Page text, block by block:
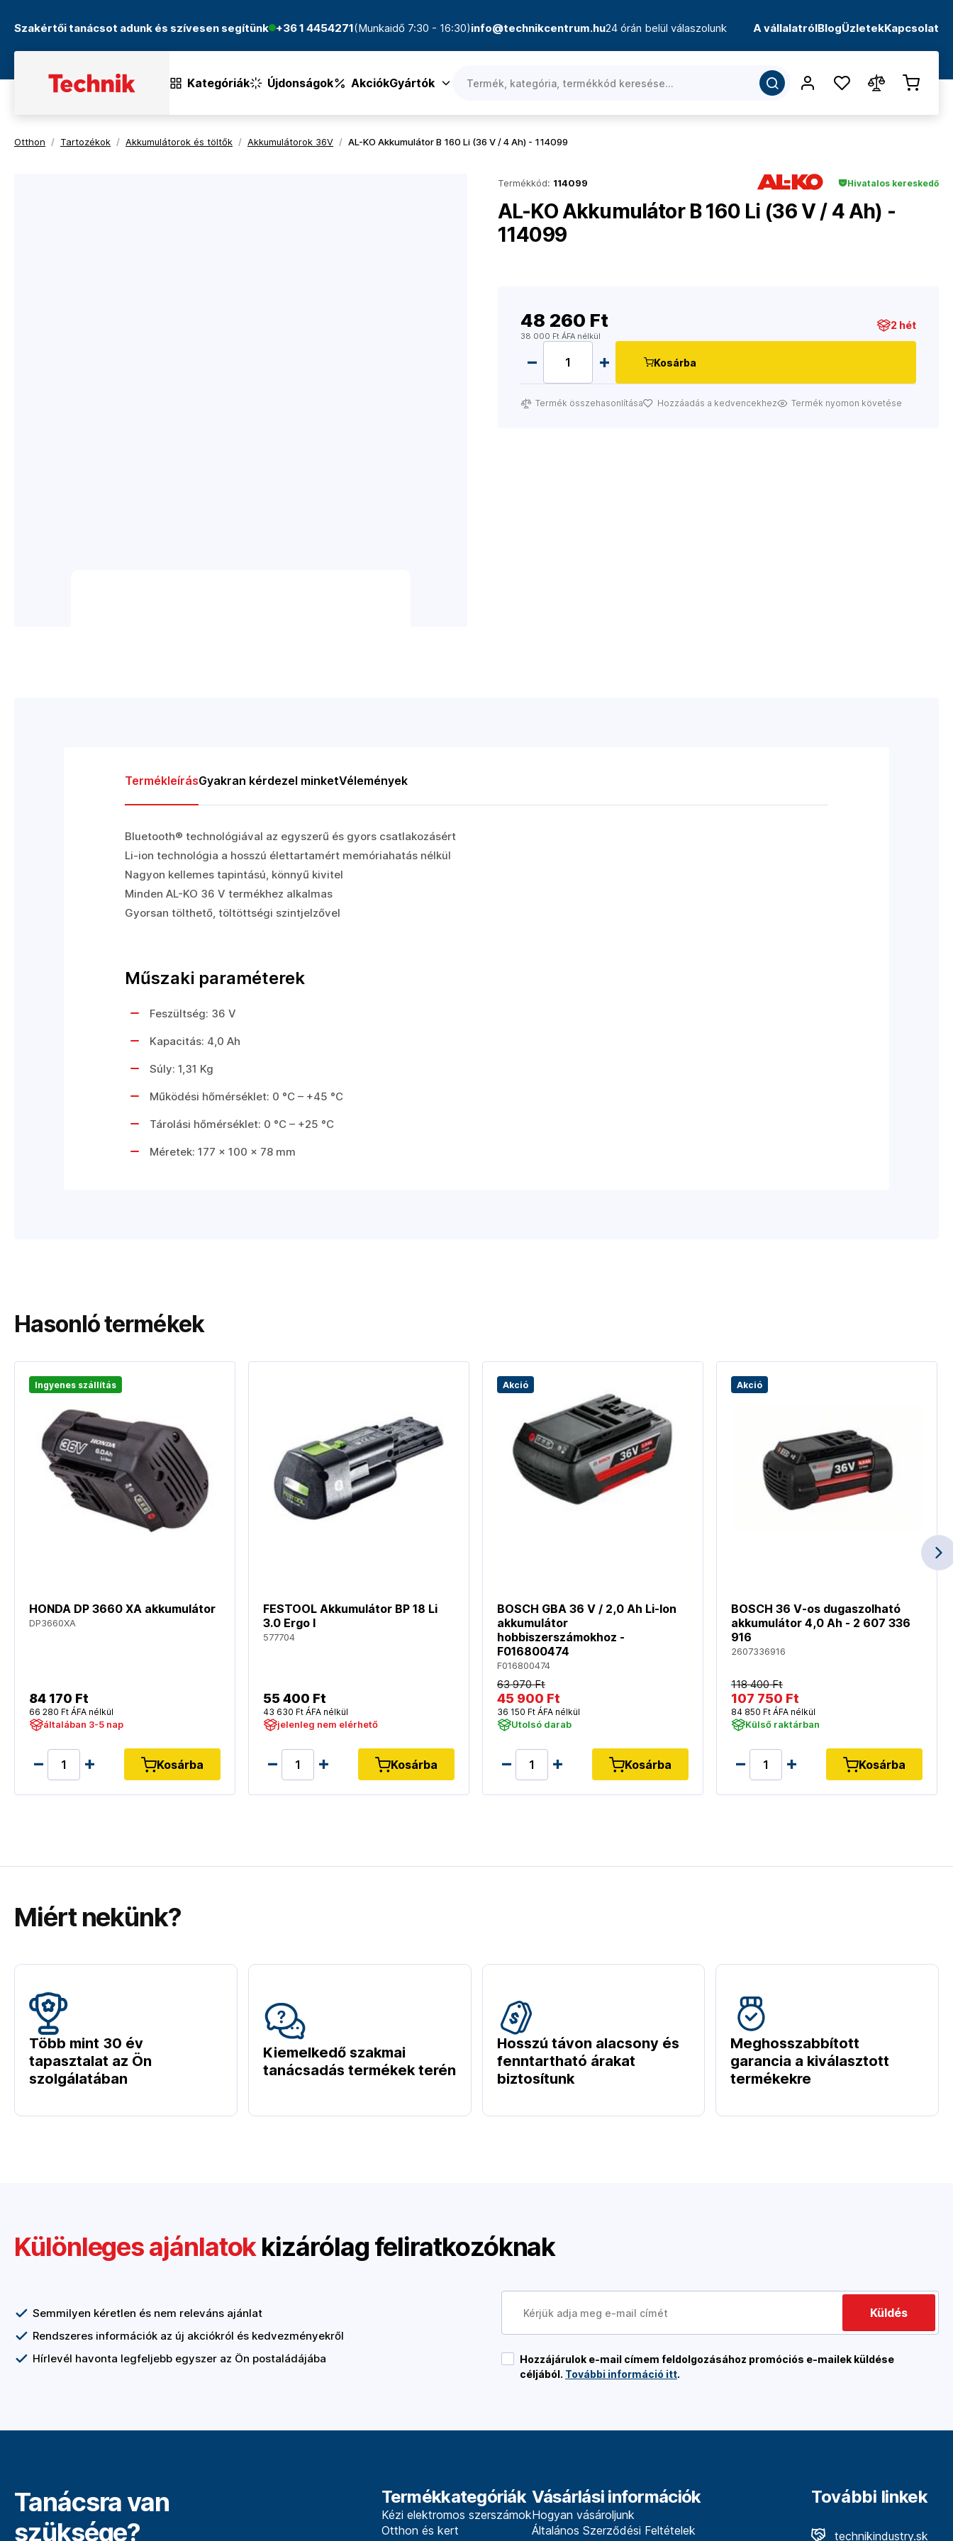
Szakértői tanácsot adunk és szívesen segítünk +36 1 4454271(Munkaidő 7:30 - 16:30)info@technikcentrum.hu24 órán belül válaszolunk A vállalatrólBlogÜzletekKapcsolat
Kategóriák Újdonságok AkciókGyártók
Otthon / Tartozékok / Akkumulátorok és töltők / Akkumulátorok 36V / AL-KO Akkumulátor B 160 Li (36 V / 4 Ah) - 114099
Termékkód: 114099 Hivatalos kereskedő
AL-KO Akkumulátor B 160 Li (36 V / 4 Ah) -
114099
48 260 Ft
38 000 Ft ÁFA nélkül
2 hét
Kosárba
Termék összehasonlítása Hozzáadás a kedvencekhez Termék nyomon követése
TermékleírásGyakran kérdezel minketVélemények
Bluetooth® technológiával az egyszerű és gyors csatlakozásért
Li-ion technológia a hosszú élettartamért memóriahatás nélkül
Nagyon kellemes tapintású, könnyű kivitel
Minden AL-KO 36 V termékhez alkalmas
Gyorsan tölthető, töltöttségi szintjelzővel
Műszaki paraméterek
Feszültség: 36 V
Kapacitás: 4,0 Ah
Súly: 1,31 Kg
Működési hőmérséklet: 0 °C – +45 °C
Tárolási hőmérséklet: 0 °C – +25 °C
Méretek: 177 x 100 x 78 mm
Hasonló termékek
Ingyenes szállítás
HONDA DP 3660 XA akkumulátor
DP3660XA
84 170 Ft
66 280 Ft ÁFA nélkül
általában 3-5 nap
Kosárba
FESTOOL Akkumulátor BP 18 Li
3.0 Ergo I
577704
55 400 Ft
43 630 Ft ÁFA nélkül
jelenleg nem elérhető
Kosárba
Akció
BOSCH GBA 36 V / 2,0 Ah Li-Ion
akkumulátor
hobbiszerszámokhoz -
F016800474
F016800474
63 970 Ft
45 900 Ft
36 150 Ft ÁFA nélkül
Utolsó darab
Kosárba
Akció
BOSCH 36 V-os dugaszolható
akkumulátor 4,0 Ah - 2 607 336
916
2607336916
118 400 Ft
107 750 Ft
84 850 Ft ÁFA nélkül
Külső raktárban
Kosárba
Miért nekünk?
Több mint 30 év
tapasztalat az Ön
szolgálatában
Kiemelkedő szakmai
tanácsadás termékek terén
Hosszú távon alacsony és
fenntartható árakat
biztosítunk
Meghosszabbított
garancia a kiválasztott
termékekre
Különleges ajánlatokkizárólag feliratkozóknak
Semmilyen kéretlen és nem releváns ajánlat
Rendszeres információk az új akciókról és kedvezményekről
Hírlevél havonta legfeljebb egyszer az Ön postaládájába
Küldés
Hozzájárulok e-mail címem feldolgozásához promóciós e-mailek küldése
céljából. További információ itt.
Tanácsra van
szüksége?
Termékkategóriák
Kézi elektromos szerszámok
Otthon és kert
Vásárlási információk
Hogyan vásároljunk
Általános Szerződési Feltételek
További linkek
technikindustry.sk